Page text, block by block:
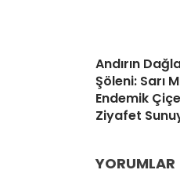
Andırın
Şöleni: Sarı
Endemik
Ziyafet
YORUMLAR